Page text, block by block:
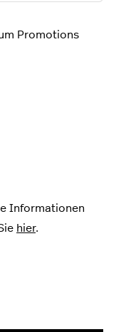
Promotions
Informationen
hier.